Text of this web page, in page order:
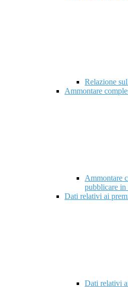
Relazione
Ammontare
Ammontare
pubblicare in
Dati relativi ai
Dati relativi